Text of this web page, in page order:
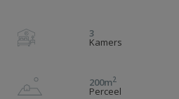
3
Kamers
200m2
Perceel